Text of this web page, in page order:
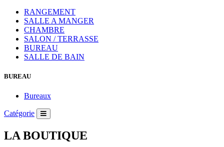
RANGEMENT
SALLE A MANGER
CHAMBRE
SALON / TERRASSE
BUREAU
SALLE DE BAIN
BUREAU
Bureaux
Catégorie
LA BOUTIQUE